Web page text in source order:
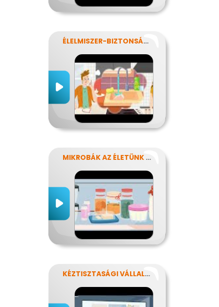
ÉLELMISZER-BIZTONSÁG, NÉBIH, EFSA
MIKROBÁK AZ ÉLETÜNK SZÁMOS TERÜLETÉN
KÉZTISZTASÁGI VÁLLALAT